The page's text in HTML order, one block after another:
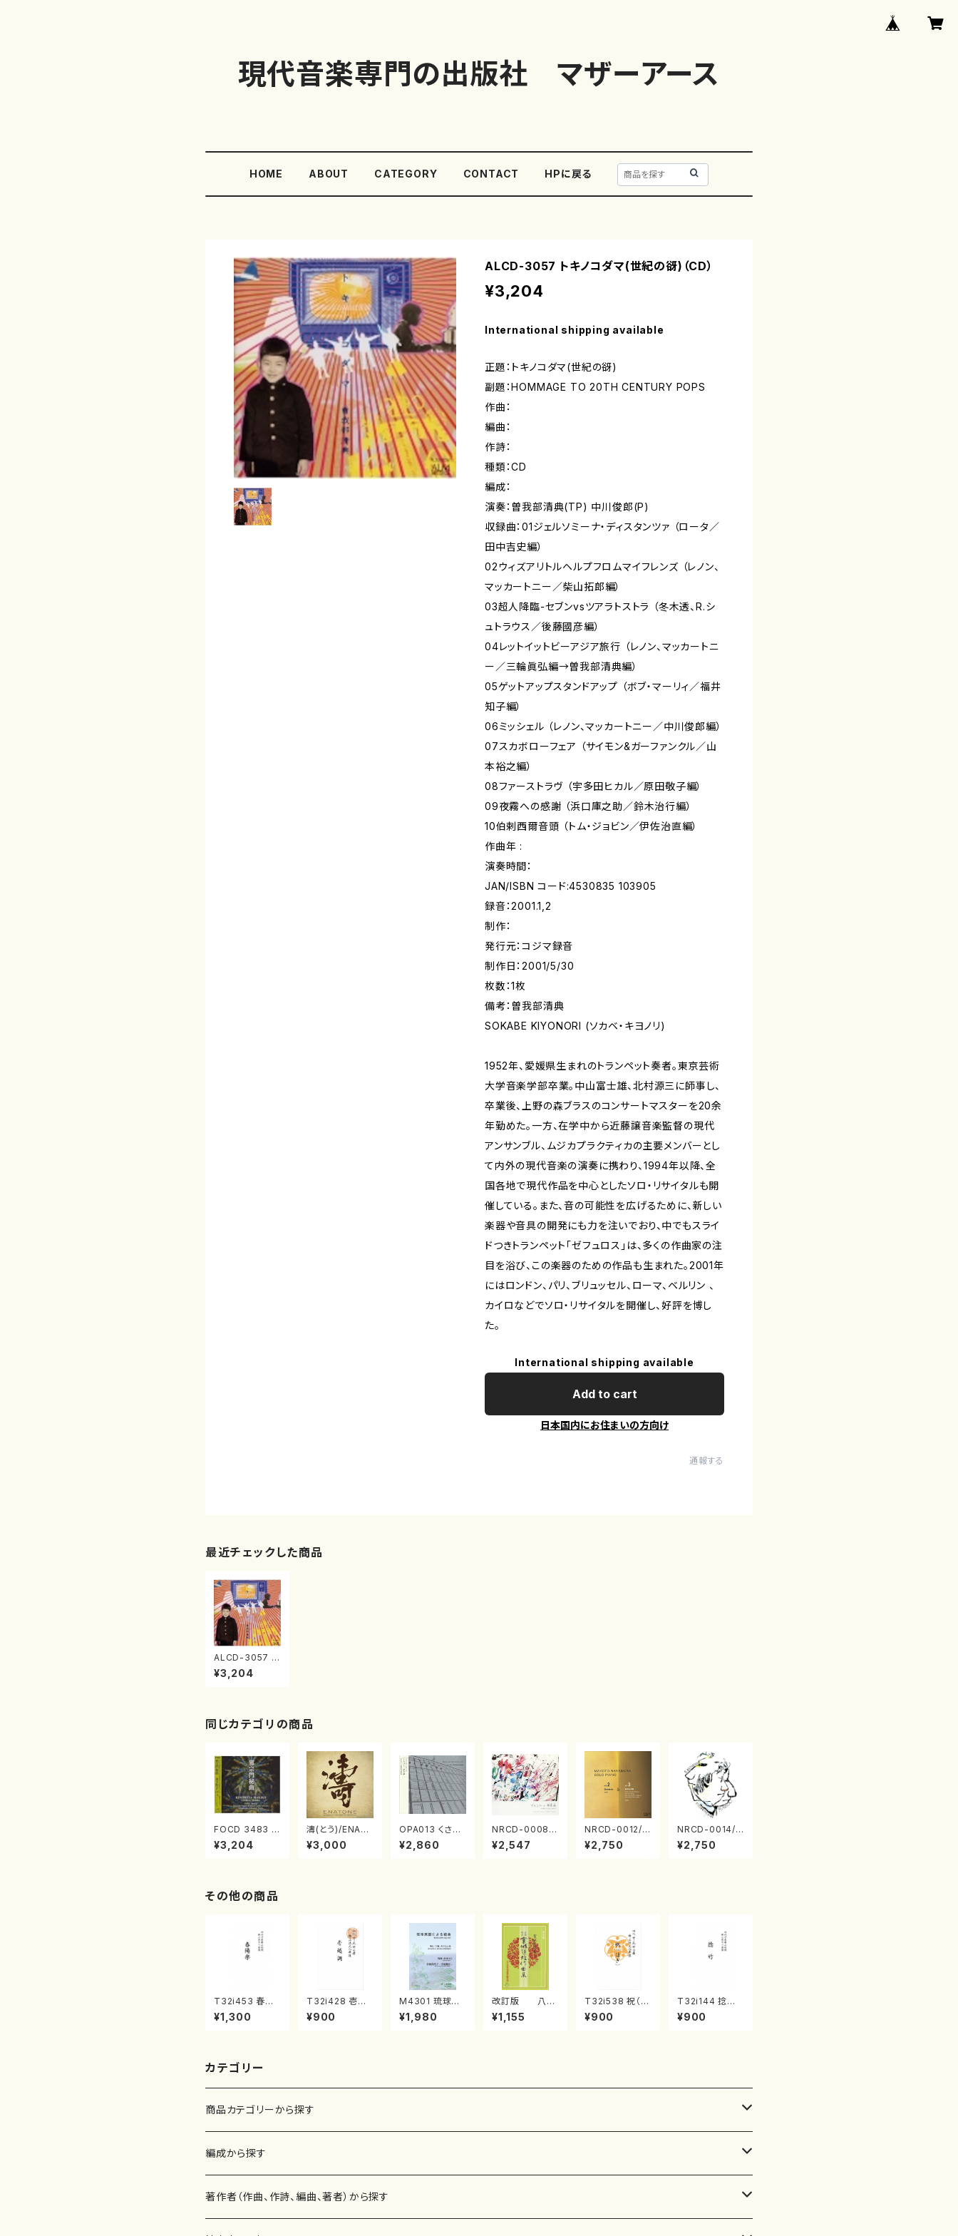
現代音楽専門の出版社 マザーアース
HOME ABOUT CATEGORY CONTACT HPに戻る
ALCD-3057 トキノコダマ(世紀の谺)（CD）
¥3,204
International shipping available
正題：トキノコダマ(世紀の谺)
副題：HOMMAGE TO 20TH CENTURY POPS
作曲：
編曲：
作詩：
種類：CD
編成：
演奏：曽我部清典(TP) 中川俊郎(P)
収録曲：01ジェルソミーナ・ディスタンツァ （ロータ／
田中吉史編）
02ウィズアリトルヘルプフロムマイフレンズ （レノン、
マッカートニー／柴山拓郎編）
03超人降臨-セブンvsツアラトストラ （冬木透、R.シ
ュトラウス／後藤國彦編）
04レットイットビーアジア旅行 （レノン、マッカートニ
ー／三輪眞弘編→曽我部清典編）
05ゲットアップスタンドアップ （ボブ・マーリィ／福井
知子編）
06ミッシェル （レノン、マッカートニー／中川俊郎編）
07スカボローフェア （サイモン&ガーファンクル／山
本裕之編）
08ファーストラヴ （宇多田ヒカル／原田敬子編）
09夜霧への感謝 （浜口庫之助／鈴木治行編）
10伯剌西爾音頭 （トム・ジョビン／伊佐治直編）
作曲年 :
演奏時間：
JAN/ISBN コード:4530835 103905
録音：2001.1,2
制作：
発行元：コジマ録音
制作日：2001/5/30
枚数：1枚
備考：曽我部清典
SOKABE KIYONORI (ソカベ・キヨノリ)
1952年、愛媛県生まれのトランペット奏者。東京芸術
大学音楽学部卒業。中山富士雄、北村源三に師事し、
卒業後、上野の森ブラスのコンサートマスターを20余
年勤めた。一方、在学中から近藤譲音楽監督の現代
アンサンブル、ムジカプラクティカの主要メンバーとし
て内外の現代音楽の演奏に携わり、1994年以降、全
国各地で現代作品を中心としたソロ・リサイタルも開
催している。また、音の可能性を広げるために、新しい
楽器や音具の開発にも力を注いでおり、中でもスライ
ドつきトランペット「ゼフュロス」は、多くの作曲家の注
目を浴び、この楽器のための作品も生まれた。2001年
にはロンドン、パリ、ブリュッセル、ローマ、ベルリン 、
カイロなどでソロ・リサイタルを開催し、好評を博し
た。
International shipping available
Add to cart
日本国内にお住まいの方向け
通報する
最近チェックした商品
ALCD-3057 ト
キノコダマ(世紀
の谺)（CD）
¥3,204
同じカテゴリの商品
FOCD 3483 邪
宗門秘曲(混声
合唱/木下牧子/
¥3,204
濤(とう)/ENAT
ONE エナトーネ
(CD)
¥3,000
OPA013 くさび
ら／諸井誠(電子
音楽／CD)
¥2,860
NRCD-0008
ブラジルの抽象
画（ギター, パー
¥2,547
NRCD-0012/0
013 MAKOTO
NAKAMURA S
¥2,750
NRCD-0014/0
015 MAKOTO
NAKAMURA S
¥2,750
その他の商品
T32i453 春陽
楽（尺八/宮城道
雄/楽譜）都山流
¥1,300
T32i428 壱越
調（尺八/初代 中
村双葉/楽譜）都
¥900
M4301 琉球民
謡による組曲
（箏/牧野由多可
¥1,980
改訂版 八千
代獅子編曲
（編曲八千代獅
¥1,155
T32i538 祝（ほ
ぎ）（尺八/二代
池田静山/楽譜）
¥900
T32i144 捻竹
（尺八/一瀬星山/
尺八/都山式譜）
¥900
カテゴリー
商品カテゴリーから探す
楽譜
書籍
編成から探す
邦楽器
著作者（作曲、作詩、編曲、著者）から探す